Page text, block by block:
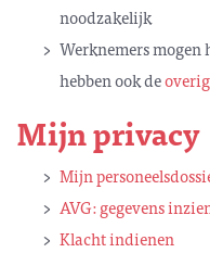
noodzakelijk
Werknemers mogen
hebben ook de
Mijn privacy
Mijn
AVG: gegevens
Klacht indienen